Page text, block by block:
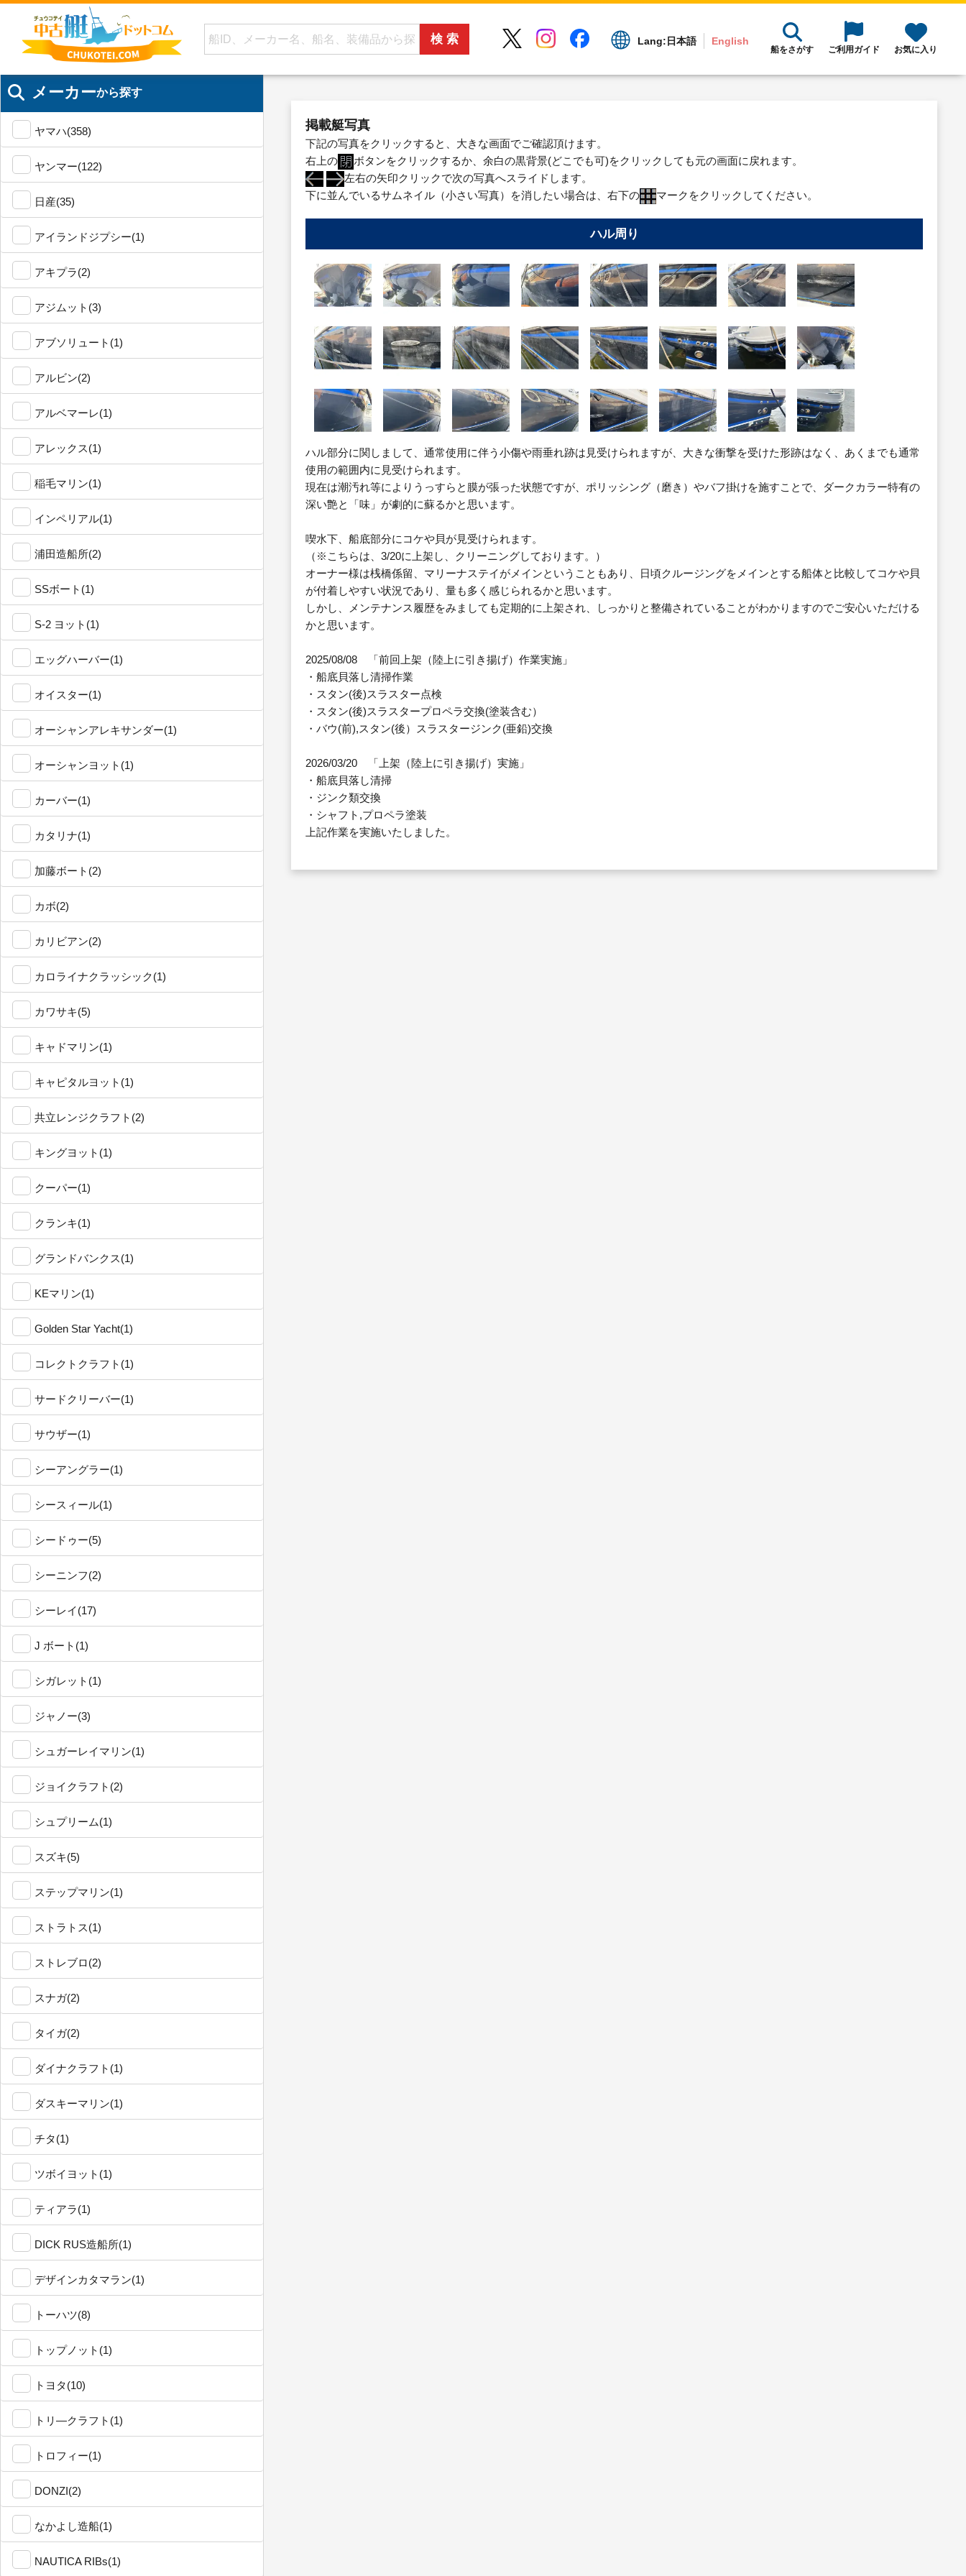
Lang: 日本語 English
船をさがす ご利用ガイド お気に入り
メーカーから探す
ヤマハ(358)
ヤンマー(122)
日産(35)
アイランドジプシー(1)
アキプラ(2)
アジムット(3)
アブソリュート(1)
アルビン(2)
アルベマーレ(1)
アレックス(1)
稲毛マリン(1)
インペリアル(1)
浦田造船所(2)
SSボート(1)
S-2 ヨット(1)
エッグハーバー(1)
オイスター(1)
オーシャンアレキサンダー(1)
オーシャンヨット(1)
カーバー(1)
カタリナ(1)
加藤ボート(2)
カボ(2)
カリビアン(2)
カロライナクラッシック(1)
カワサキ(5)
キャドマリン(1)
キャピタルヨット(1)
共立レンジクラフト(2)
キングヨット(1)
クーパー(1)
クランキ(1)
グランドバンクス(1)
KEマリン(1)
Golden Star Yacht(1)
コレクトクラフト(1)
サードクリーバー(1)
サウザー(1)
シーアングラー(1)
シースィール(1)
シードゥー(5)
シーニンフ(2)
シーレイ(17)
J ボート(1)
シガレット(1)
ジャノー(3)
シュガーレイマリン(1)
ジョイクラフト(2)
シュプリーム(1)
スズキ(5)
ステップマリン(1)
ストラトス(1)
ストレブロ(2)
スナガ(2)
タイガ(2)
ダイナクラフト(1)
ダスキーマリン(1)
チタ(1)
ツボイヨット(1)
ティアラ(1)
DICK RUS造船所(1)
デザインカタマラン(1)
トーハツ(8)
トップノット(1)
トヨタ(10)
トリ―クラフト(1)
トロフィー(1)
DONZI(2)
なかよし造船(1)
NAUTICA RIBs(1)
掲載艇写真
下記の写真をクリックすると、大きな画面でご確認頂けます。
右上の
ボタンをクリックするか、余白の黒背景(どこでも可)をクリックしても元の画面に戻れます。
左右の矢印クリックで次の写真へスライドします。
下に並んでいるサムネイル（小さい写真）を消したい場合は、右下の
マークをクリックしてください。
ハル周り
ハル部分に関しまして、通常使用に伴う小傷や雨垂れ跡は見受けられますが、大きな衝撃を受けた形跡はなく、あくまでも通常
使用の範囲内に見受けられます。
現在は潮汚れ等によりうっすらと膜が張った状態ですが、ポリッシング（磨き）やバフ掛けを施すことで、ダークカラー特有の
深い艶と「味」が劇的に蘇るかと思います。
喫水下、船底部分にコケや貝が見受けられます。
（※こちらは、3/20に上架し、クリーニングしております。）
オーナー様は桟橋係留、マリーナステイがメインということもあり、日頃クルージングをメインとする船体と比較してコケや貝
が付着しやすい状況であり、量も多く感じられるかと思います。
しかし、メンテナンス履歴をみましても定期的に上架され、しっかりと整備されていることがわかりますのでご安心いただける
かと思います。
2025/08/08 「前回上架（陸上に引き揚げ）作業実施」
・船底貝落し清掃作業
・スタン(後)スラスター点検
・スタン(後)スラスタープロペラ交換(塗装含む）
・バウ(前),スタン(後）スラスタージンク(亜鉛)交換
2026/03/20 「上架（陸上に引き揚げ）実施」
・船底貝落し清掃
・ジンク類交換
・シャフト,プロペラ塗装
上記作業を実施いたしました。